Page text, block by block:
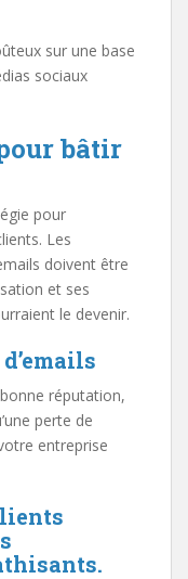
sur une base
sociaux
bâtir
pour
Les
doivent être
et ses
le devenir.
réputation,
perte de
entreprise